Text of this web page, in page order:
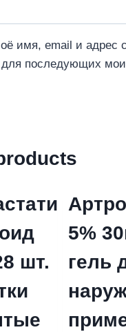
имя, email и адрес
для последующих
шт.
5%
гель